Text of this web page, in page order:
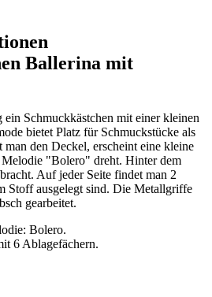
Ballerina mit
Schmuckkästchen mit einer kleinen
bietet Platz für Schmuckstücke als
den Deckel, erscheint eine kleine
"Bolero" dreht. Hinter dem
Auf jeder Seite findet man 2
Stoff ausgelegt sind. Die Metallgriffe
gearbeitet.
Bolero.
6 Ablagefächern.